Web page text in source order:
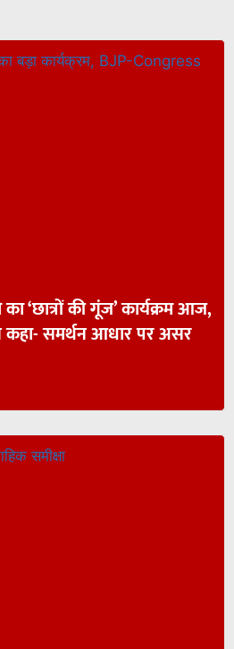
‘छात्रों की गूंज’ कार्यक्रम आज,
कहा- समर्थन आधार पर असर